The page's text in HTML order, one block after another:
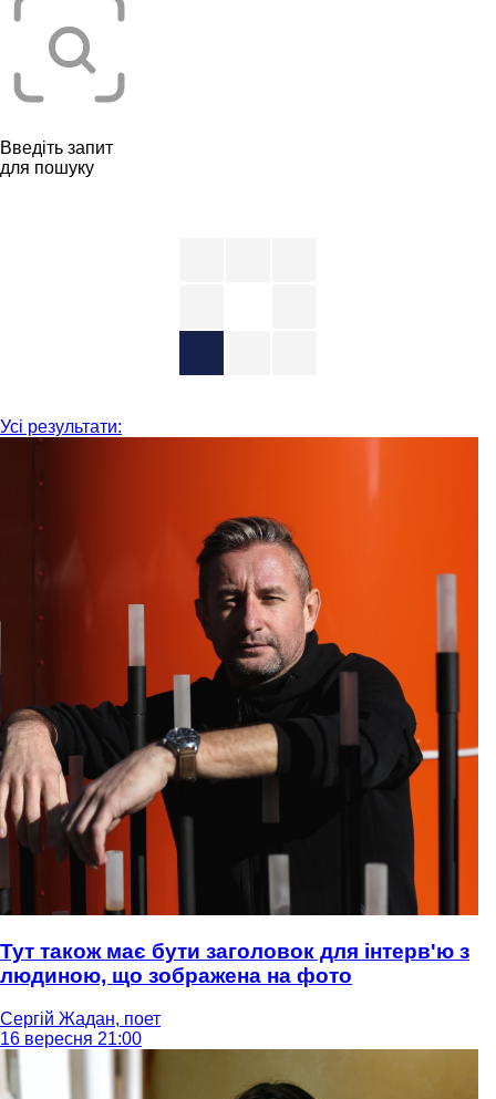
Введіть запит
для пошуку
Усі результати:
Тут також має бути заголовок для інтерв'ю з
людиною, що зображена на фото
Сергій Жадан, поет
16 вересня 21:00